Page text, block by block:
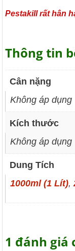
Pestakill rất hân
Thông tin
Cân nặng
Không áp dụng
Kích thước
Không áp dụng
Dung Tích
1000ml (1 Lít),
1 đánh giá